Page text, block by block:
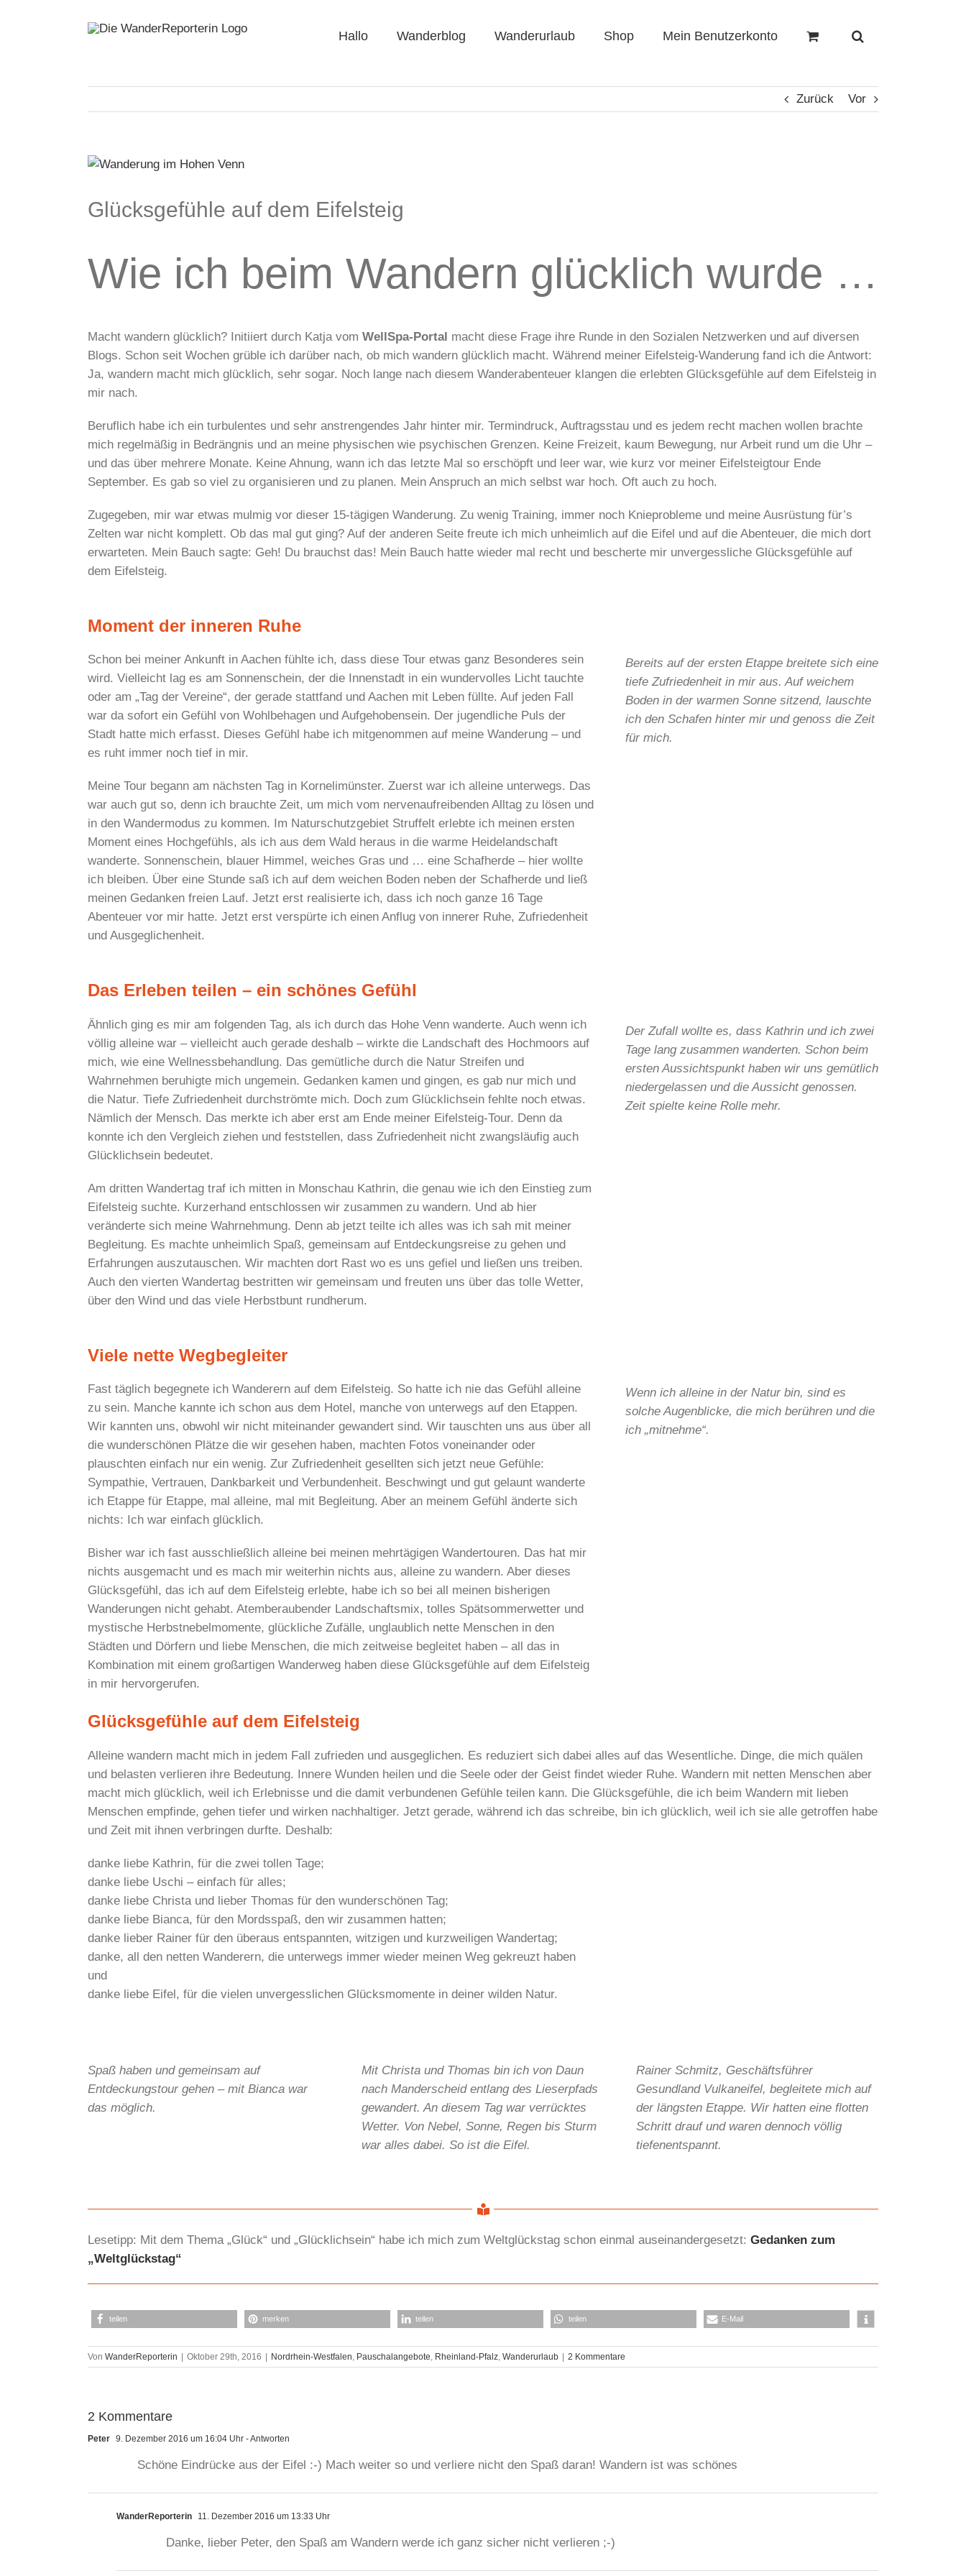
Hallo Wanderblog Wanderurlaub Shop Mein Benutzerkonto
Zurück Vor
Zeige
Bild
Glücksgefühle auf dem Eifelsteig
Wie ich beim Wandern glücklich wurde …
Macht wandern glücklich? Initiiert durch Katja vom WellSpa-Portal macht diese Frage ihre Runde in den Sozialen Netzwerken und auf diversen
Blogs. Schon seit Wochen grüble ich darüber nach, ob mich wandern glücklich macht. Während meiner Eifelsteig-Wanderung fand ich die Antwort:
Ja, wandern macht mich glücklich, sehr sogar. Noch lange nach diesem Wanderabenteuer klangen die erlebten Glücksgefühle auf dem Eifelsteig in
mir nach.
Beruflich habe ich ein turbulentes und sehr anstrengendes Jahr hinter mir. Termindruck, Auftragsstau und es jedem recht machen wollen brachte
mich regelmäßig in Bedrängnis und an meine physischen wie psychischen Grenzen. Keine Freizeit, kaum Bewegung, nur Arbeit rund um die Uhr –
und das über mehrere Monate. Keine Ahnung, wann ich das letzte Mal so erschöpft und leer war, wie kurz vor meiner Eifelsteigtour Ende
September. Es gab so viel zu organisieren und zu planen. Mein Anspruch an mich selbst war hoch. Oft auch zu hoch.
Zugegeben, mir war etwas mulmig vor dieser 15-tägigen Wanderung. Zu wenig Training, immer noch Knieprobleme und meine Ausrüstung für’s
Zelten war nicht komplett. Ob das mal gut ging? Auf der anderen Seite freute ich mich unheimlich auf die Eifel und auf die Abenteuer, die mich dort
erwarteten. Mein Bauch sagte: Geh! Du brauchst das! Mein Bauch hatte wieder mal recht und bescherte mir unvergessliche Glücksgefühle auf
dem Eifelsteig.
Moment der inneren Ruhe
Schon bei meiner Ankunft in Aachen fühlte ich, dass diese Tour etwas ganz Besonderes sein
wird. Vielleicht lag es am Sonnenschein, der die Innenstadt in ein wundervolles Licht tauchte
oder am „Tag der Vereine“, der gerade stattfand und Aachen mit Leben füllte. Auf jeden Fall
war da sofort ein Gefühl von Wohlbehagen und Aufgehobensein. Der jugendliche Puls der
Stadt hatte mich erfasst. Dieses Gefühl habe ich mitgenommen auf meine Wanderung – und
es ruht immer noch tief in mir.
Meine Tour begann am nächsten Tag in Kornelimünster. Zuerst war ich alleine unterwegs. Das
war auch gut so, denn ich brauchte Zeit, um mich vom nervenaufreibenden Alltag zu lösen und
in den Wandermodus zu kommen. Im Naturschutzgebiet Struffelt erlebte ich meinen ersten
Moment eines Hochgefühls, als ich aus dem Wald heraus in die warme Heidelandschaft
wanderte. Sonnenschein, blauer Himmel, weiches Gras und … eine Schafherde – hier wollte
ich bleiben. Über eine Stunde saß ich auf dem weichen Boden neben der Schafherde und ließ
meinen Gedanken freien Lauf. Jetzt erst realisierte ich, dass ich noch ganze 16 Tage
Abenteuer vor mir hatte. Jetzt erst verspürte ich einen Anflug von innerer Ruhe, Zufriedenheit
und Ausgeglichenheit.
Bereits auf der ersten Etappe breitete sich eine
tiefe Zufriedenheit in mir aus. Auf weichem
Boden in der warmen Sonne sitzend, lauschte
ich den Schafen hinter mir und genoss die Zeit
für mich.
Das Erleben teilen – ein schönes Gefühl
Ähnlich ging es mir am folgenden Tag, als ich durch das Hohe Venn wanderte. Auch wenn ich
völlig alleine war – vielleicht auch gerade deshalb – wirkte die Landschaft des Hochmoors auf
mich, wie eine Wellnessbehandlung. Das gemütliche durch die Natur Streifen und
Wahrnehmen beruhigte mich ungemein. Gedanken kamen und gingen, es gab nur mich und
die Natur. Tiefe Zufriedenheit durchströmte mich. Doch zum Glücklichsein fehlte noch etwas.
Nämlich der Mensch. Das merkte ich aber erst am Ende meiner Eifelsteig-Tour. Denn da
konnte ich den Vergleich ziehen und feststellen, dass Zufriedenheit nicht zwangsläufig auch
Glücklichsein bedeutet.
Am dritten Wandertag traf ich mitten in Monschau Kathrin, die genau wie ich den Einstieg zum
Eifelsteig suchte. Kurzerhand entschlossen wir zusammen zu wandern. Und ab hier
veränderte sich meine Wahrnehmung. Denn ab jetzt teilte ich alles was ich sah mit meiner
Begleitung. Es machte unheimlich Spaß, gemeinsam auf Entdeckungsreise zu gehen und
Erfahrungen auszutauschen. Wir machten dort Rast wo es uns gefiel und ließen uns treiben.
Auch den vierten Wandertag bestritten wir gemeinsam und freuten uns über das tolle Wetter,
über den Wind und das viele Herbstbunt rundherum.
Der Zufall wollte es, dass Kathrin und ich zwei
Tage lang zusammen wanderten. Schon beim
ersten Aussichtspunkt haben wir uns gemütlich
niedergelassen und die Aussicht genossen.
Zeit spielte keine Rolle mehr.
Viele nette Wegbegleiter
Fast täglich begegnete ich Wanderern auf dem Eifelsteig. So hatte ich nie das Gefühl alleine
zu sein. Manche kannte ich schon aus dem Hotel, manche von unterwegs auf den Etappen.
Wir kannten uns, obwohl wir nicht miteinander gewandert sind. Wir tauschten uns aus über all
die wunderschönen Plätze die wir gesehen haben, machten Fotos voneinander oder
plauschten einfach nur ein wenig. Zur Zufriedenheit gesellten sich jetzt neue Gefühle:
Sympathie, Vertrauen, Dankbarkeit und Verbundenheit. Beschwingt und gut gelaunt wanderte
ich Etappe für Etappe, mal alleine, mal mit Begleitung. Aber an meinem Gefühl änderte sich
nichts: Ich war einfach glücklich.
Bisher war ich fast ausschließlich alleine bei meinen mehrtägigen Wandertouren. Das hat mir
nichts ausgemacht und es mach mir weiterhin nichts aus, alleine zu wandern. Aber dieses
Glücksgefühl, das ich auf dem Eifelsteig erlebte, habe ich so bei all meinen bisherigen
Wanderungen nicht gehabt. Atemberaubender Landschaftsmix, tolles Spätsommerwetter und
mystische Herbstnebelmomente, glückliche Zufälle, unglaublich nette Menschen in den
Städten und Dörfern und liebe Menschen, die mich zeitweise begleitet haben – all das in
Kombination mit einem großartigen Wanderweg haben diese Glücksgefühle auf dem Eifelsteig
in mir hervorgerufen.
Wenn ich alleine in der Natur bin, sind es
solche Augenblicke, die mich berühren und die
ich „mitnehme“.
Glücksgefühle auf dem Eifelsteig
Alleine wandern macht mich in jedem Fall zufrieden und ausgeglichen. Es reduziert sich dabei alles auf das Wesentliche. Dinge, die mich quälen
und belasten verlieren ihre Bedeutung. Innere Wunden heilen und die Seele oder der Geist findet wieder Ruhe. Wandern mit netten Menschen aber
macht mich glücklich, weil ich Erlebnisse und die damit verbundenen Gefühle teilen kann. Die Glücksgefühle, die ich beim Wandern mit lieben
Menschen empfinde, gehen tiefer und wirken nachhaltiger. Jetzt gerade, während ich das schreibe, bin ich glücklich, weil ich sie alle getroffen habe
und Zeit mit ihnen verbringen durfte. Deshalb:
danke liebe Kathrin, für die zwei tollen Tage;
danke liebe Uschi – einfach für alles;
danke liebe Christa und lieber Thomas für den wunderschönen Tag;
danke liebe Bianca, für den Mordsspaß, den wir zusammen hatten;
danke lieber Rainer für den überaus entspannten, witzigen und kurzweiligen Wandertag;
danke, all den netten Wanderern, die unterwegs immer wieder meinen Weg gekreuzt haben
und
danke liebe Eifel, für die vielen unvergesslichen Glücksmomente in deiner wilden Natur.
Spaß haben und gemeinsam auf
Entdeckungstour gehen – mit Bianca war
das möglich.
Mit Christa und Thomas bin ich von Daun
nach Manderscheid entlang des Lieserpfads
gewandert. An diesem Tag war verrücktes
Wetter. Von Nebel, Sonne, Regen bis Sturm
war alles dabei. So ist die Eifel.
Rainer Schmitz, Geschäftsführer
Gesundland Vulkaneifel, begleitete mich auf
der längsten Etappe. Wir hatten eine flotten
Schritt drauf und waren dennoch völlig
tiefenentspannt.
Lesetipp: Mit dem Thema „Glück“ und „Glücklichsein“ habe ich mich zum Weltglückstag schon einmal auseinandergesetzt: Gedanken zum
„Weltglückstag“
teilen merken teilen teilen E-Mail
Von WanderReporterin Oktober 29th, 2016 Nordrhein-Westfalen, Pauschalangebote, Rheinland-Pfalz, Wanderurlaub 2 Kommentare
2 Kommentare
Peter 9. Dezember 2016 um 16:04 Uhr - Antworten
Schöne Eindrücke aus der Eifel :-) Mach weiter so und verliere nicht den Spaß daran! Wandern ist was schönes
WanderReporterin 11. Dezember 2016 um 13:33 Uhr
Danke, lieber Peter, den Spaß am Wandern werde ich ganz sicher nicht verlieren ;-)